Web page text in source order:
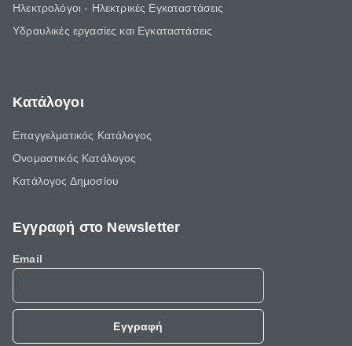
Ηλεκτρολόγοι - Ηλεκτρικές Εγκαταστάσεις
Υδραυλικές εργασίες και Εγκαταστάσεις
Κατάλογοι
Επαγγελματικός Κατάλογος
Ονομαστικός Κατάλογος
Κατάλογος Δημοσίου
Εγγραφή στο Newsletter
Email
Εγγραφή